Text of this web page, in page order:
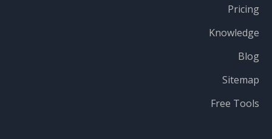
Pricing
Knowledge
Blog
Sitemap
Free Tools